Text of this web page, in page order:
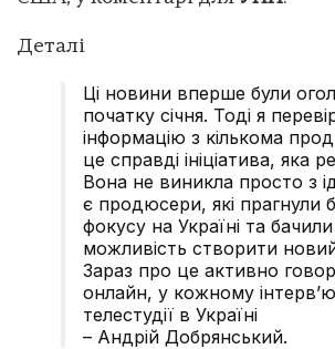
Деталі
Ці новини вперше були
початку січня. Тоді я
інформацію з кількома
це справді ініціатива, яка
Вона не виникла просто з
є продюсери, які прагнули
фокусу на Україні та бачили
можливість створити
Зараз про це активно
онлайн, у кожному
телестудії в Україні
– Андрій Добрянський.